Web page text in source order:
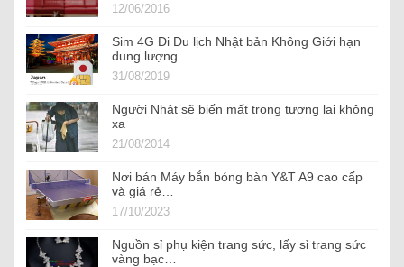
12/06/2016
Sim 4G Đi Du lịch Nhật bản Không Giới hạn
dung lượng
31/08/2019
Người Nhật sẽ biến mất trong tương lai không
xa
21/08/2014
Nơi bán Máy bắn bóng bàn Y&T A9 cao cấp
và giá rẻ…
17/10/2023
Nguồn sỉ phụ kiện trang sức, lấy sỉ trang sức
vàng bạc…